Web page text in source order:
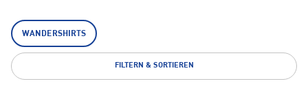
WANDERSHIRTS
FILTERN & SORTIEREN